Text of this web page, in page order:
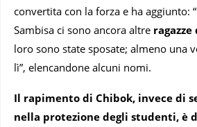
convertita con la forza e ha aggiunto:
Sambisa ci sono ancora altre
loro sono state sposate; almeno una
lì”, elencandone alcuni nomi.
Il rapimento di Chibok, invece di
nella protezione degli studenti, è